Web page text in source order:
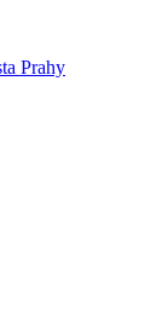
Prahy